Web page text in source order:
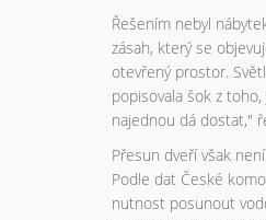
Řešením nebyl
zásah, který se
otevřený prostor.
popisovala šok z
najednou dá dostat,"
Přesun dveří však
Podle dat České
nutnost posunout